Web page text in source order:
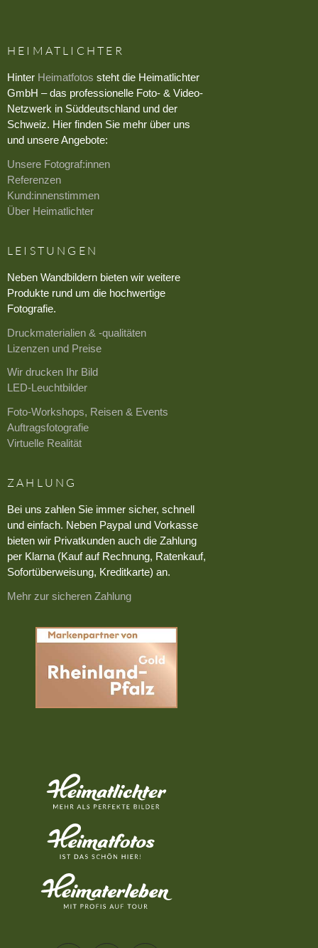
HEIMATLICHTER
Hinter Heimatfotos steht die Heimatlichter
GmbH – das professionelle Foto- & Video-
Netzwerk in Süddeutschland und der
Schweiz. Hier finden Sie mehr über uns
und unsere Angebote:
Unsere Fotograf:innen
Referenzen
Kund:innenstimmen
Über Heimatlichter
LEISTUNGEN
Neben Wandbildern bieten wir weitere
Produkte rund um die hochwertige
Fotografie.
Druckmaterialien & -qualitäten
Lizenzen und Preise
Wir drucken Ihr Bild
LED-Leuchtbilder
Foto-Workshops, Reisen & Events
Auftragsfotografie
Virtuelle Realität
ZAHLUNG
Bei uns zahlen Sie immer sicher, schnell
und einfach. Neben Paypal und Vorkasse
bieten wir Privatkunden auch die Zahlung
per Klarna (Kauf auf Rechnung, Ratenkauf,
Sofortüberweisung, Kreditkarte) an.
Mehr zur sicheren Zahlung